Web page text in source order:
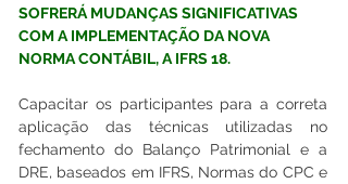
SOFRERÁ MUDANÇAS SIGNIFICATIVAS
COM A IMPLEMENTAÇÃO DA NOVA
NORMA CONTÁBIL, A IFRS 18.
Capacitar os participantes para a correta
aplicação das técnicas utilizadas no
fechamento do Balanço Patrimonial e a
DRE, baseados em IFRS, Normas do CPC e